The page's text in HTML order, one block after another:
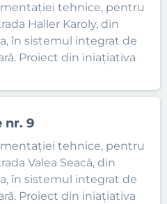
tehnice, pentru
Haller Karoly, din
în sistemul integrat de
Proiect din iniațiativa
nr. 9
tehnice, pentru
Valea Seacă, din
în sistemul integrat de
Proiect din iniațiativa